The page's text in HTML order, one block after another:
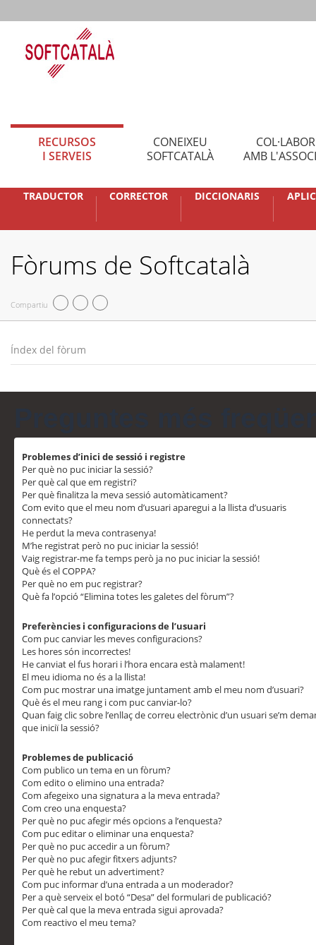
RECURSOS
I SERVEIS
CONEIXEU
SOFTCATALÀ
AMB
TRADUCTOR CORRECTOR DICCIONARIS
Fòrums de Softcatalà
Compartiu
Índex del fòrum
Problemes d’inici de sessió i registre
Per què no puc iniciar la sessió?
Per què cal que em registri?
Per què finalitza la meva sessió automàticament?
Com evito que el meu nom d’usuari aparegui a la llista d’usuaris
connectats?
He perdut la meva contrasenya!
M’he registrat però no puc iniciar la sessió!
Vaig registrar-me fa temps però ja no puc iniciar la sessió!
Què és el COPPA?
Per què no em puc registrar?
Què fa l’opció “Elimina totes les galetes del fòrum”?
Preferències i configuracions de l’usuari
Com puc canviar les meves configuracions?
Les hores són incorrectes!
He canviat el fus horari i l’hora encara està malament!
El meu idioma no és a la llista!
Com puc mostrar una imatge juntament amb el meu nom d’usuari?
Què és el meu rang i com puc canviar-lo?
Quan faig clic sobre l’enllaç de correu electrònic d’un usuari se’m
que iniciï la sessió?
Problemes de publicació
Com publico un tema en un fòrum?
Com edito o elimino una entrada?
Com afegeixo una signatura a la meva entrada?
Com creo una enquesta?
Per què no puc afegir més opcions a l’enquesta?
Com puc editar o eliminar una enquesta?
Per què no puc accedir a un fòrum?
Per què no puc afegir fitxers adjunts?
Per què he rebut un advertiment?
Com puc informar d’una entrada a un moderador?
Per a què serveix el botó “Desa” del formulari de publicació?
Per què cal que la meva entrada sigui aprovada?
Com reactivo el meu tema?